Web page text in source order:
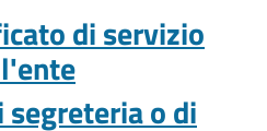
di servizio
o di